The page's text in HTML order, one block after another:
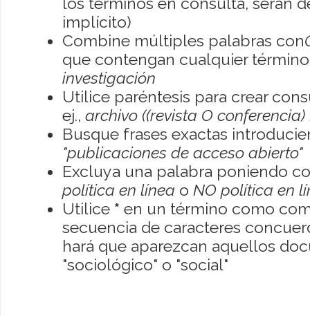
implícito)
Combine múltiples palabras con
que contengan cualquier
investigación
Utilice paréntesis para crear
ej., archivo ((revista O conferencia)
Busque frases exactas
"publicaciones de acceso abierto"
Excluya una palabra poniendo
política en línea o NO política en
Utilice * en un término como
secuencia de caracteres
hará que aparezcan aquellos
"sociológico" o "social"